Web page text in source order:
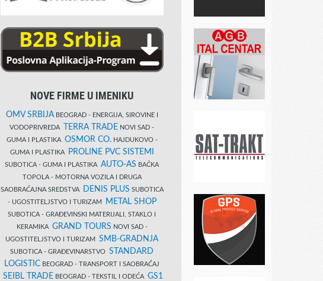
NOVE FIRME U IMENIKU
OMV SRBIJABEOGRAD - ENERGIJA, SIROVINE I
VODOPRIVREDA
TERRA TRADE NOVI SAD -
GUMA I PLASTIKA OSMOR CO.HAJDUKOVO -
GUMA I PLASTIKA
PROLINE PVC SISTEMI
SUBOTICA - GUMA I PLASTIKA AUTO-AS BAČKA
TOPOLA - MOTORNA VOZILA I DRUGA
SAOBRAĆAJNA SREDSTVA
DENIS PLUS SUBOTICA
- UGOSTITELJSTVO I TURIZAM
METAL SHOP
SUBOTICA - GRAĐEVINSKI MATERIJALI, STAKLO I
KERAMIKA GRAND TOURS NOVI SAD -
UGOSTITELJSTVO I TURIZAM SMB-GRADNJA
SUBOTICA - GRAĐEVINARSTVO STANDARD
LOGISTIC BEOGRAD - TRANSPORT I SAOBRAĆAJ
SEIBL TRADE BEOGRAD - TEKSTIL I ODEĆA GS1